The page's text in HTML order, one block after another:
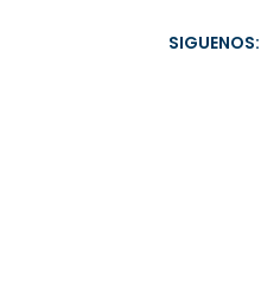
SIGUENOS: